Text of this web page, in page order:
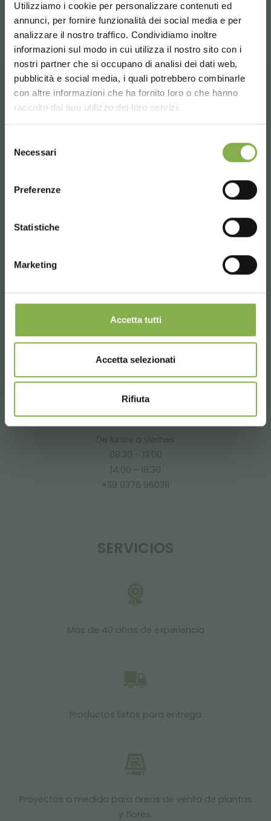
Utilizziamo i cookie per personalizzare contenuti ed
annunci, per fornire funzionalità dei social media e per
analizzare il nostro traffico. Condividiamo inoltre
informazioni sul modo in cui utilizza il nostro sito con i
nostri partner che si occupano di analisi dei dati web,
pubblicità e social media, i quali potrebbero combinarle
con altre informazioni che ha fornito loro o che hanno
raccolto dal suo utilizzo dei loro servizi.
delNecessari
Preferenze
Statistiche
Marketing
Accetta tutti
Accetta selezionati
Rifiuta
compartir
Choose the country you are in and your
language for a better browsing experience
CONTACTOS
Email
Información requerida
info@orlandelli.it
Teléfono
De lunes a viernes
08:30 - 13:00
14:00 - 18:30
+39 0376 960311
SERVICIOS
Más de 40 años de experiencia
Productos listos para entrega
Proyectos a medida para áreas de venta de plantas
y flores.
¡ENTRA EN NUESTRO
MUNDO!
Un pequeño detalle para ti...
5 % de descuentoen tu primer pedido *
2 % de descuento siempreen todas tus
compras futuras *
15.000 €
(selecciona la opción Newsletter durante el
* Descuentos no acumulables, calculados
DESCARGAR
FICHA TÉCNICA
para descargar la ficha